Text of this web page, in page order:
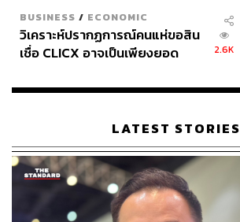
BUSINESS / ECONOMIC
วิเคราะห์ปรากฏการณ์คนแห่ขอสิน
เชื่อ CLICX อาจเป็นเพียงยอด
เรือนไทยที่ถูกซุกไว้
2.6K
LATEST STORIES